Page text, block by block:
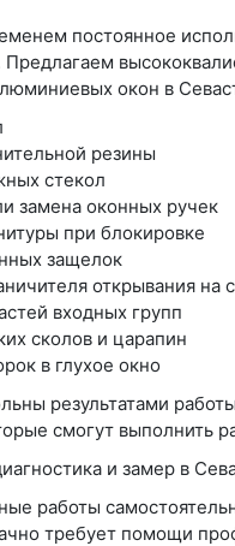
постоянное
Предлагаем
окон в
резины
стекол
замена оконных ручек
при блокировке
защелок
открывания на
входных групп
сколов и царапин
в глухое окно
результатами
смогут выполнить
и замер в
работы
требует помощи